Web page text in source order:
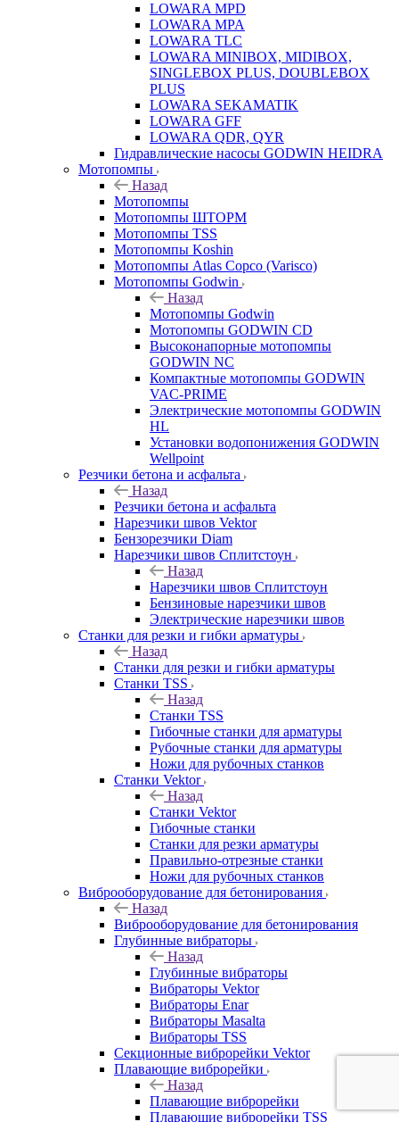
LOWARA MPD
LOWARA MPA
LOWARA TLC
LOWARA MINIBOX, MIDIBOX,
SINGLEBOX PLUS, DOUBLEBOX
PLUS
LOWARA SEKAMATIK
LOWARA GFF
LOWARA QDR, QYR
Гидравлические насосы GODWIN HEIDRA
Мотопомпы
Назад
Мотопомпы
Мотопомпы ШТОРМ
Мотопомпы TSS
Мотопомпы Koshin
Мотопомпы Atlas Copco (Varisco)
Мотопомпы Godwin
Назад
Мотопомпы Godwin
Мотопомпы GODWIN CD
Высоконапорные мотопомпы
GODWIN NC
Компактные мотопомпы GODWIN
VAC-PRIME
Электрические мотопомпы GODWIN
HL
Установки водопонижения GODWIN
Wellpoint
Резчики бетона и асфальта
Назад
Резчики бетона и асфальта
Нарезчики швов Vektor
Бензорезчики Diam
Нарезчики швов Сплитстоун
Назад
Нарезчики швов Сплитстоун
Бензиновые нарезчики швов
Электрические нарезчики швов
Станки для резки и гибки арматуры
Назад
Станки для резки и гибки арматуры
Станки TSS
Назад
Станки TSS
Гибочные станки для арматуры
Рубочные станки для арматуры
Ножи для рубочных станков
Станки Vektor
Назад
Станки Vektor
Гибочные станки
Станки для резки арматуры
Правильно-отрезные станки
Ножи для рубочных станков
Виброоборудование для бетонирования
Назад
Виброоборудование для бетонирования
Глубинные вибраторы
Назад
Глубинные вибраторы
Вибраторы Vektor
Вибраторы Enar
Вибраторы Masalta
Вибраторы TSS
Секционные виброрейки Vektor
Плавающие виброрейки
Назад
Плавающие виброрейки
Плавающие виброрейки TSS